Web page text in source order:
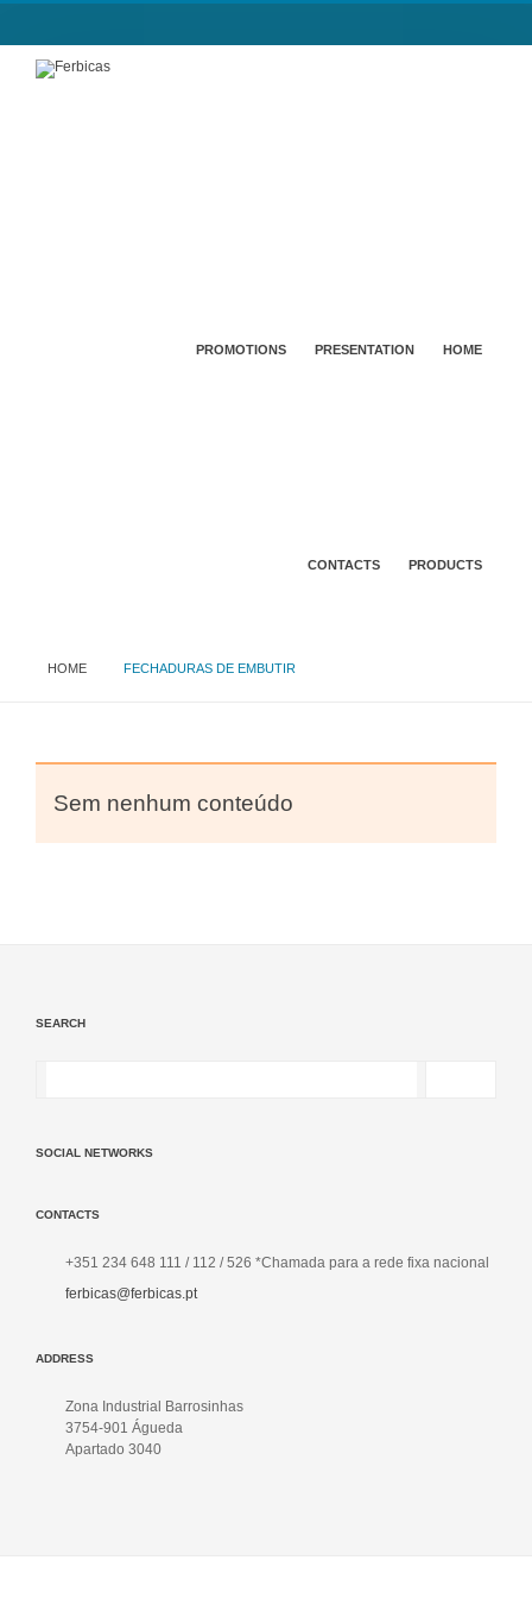
HOME
PRESENTATION
PROMOTIONS
PRODUCTS
CONTACTS
HOME FECHADURAS DE EMBUTIR
Sem nenhum conteúdo
SEARCH
SOCIAL NETWORKS
CONTACTS
+351 234 648 111 / 112 / 526 *Chamada para a rede fixa nacional
ferbicas@ferbicas.pt
ADDRESS
Zona Industrial Barrosinhas
3754-901 Águeda
Apartado 3040